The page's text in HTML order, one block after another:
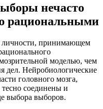
нечасто
рациональными
личности, принимающем
моделью, чем
дел. Нейробиологические
головного мозга,
соединены и
выбора выборов.